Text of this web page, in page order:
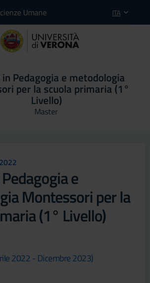
Umane ITA
Pedagogia e metodologia
per la scuola primaria (1°
Livello)
Master
e
Montessori per la
(1° Livello)
2022 - Dicembre 2023)